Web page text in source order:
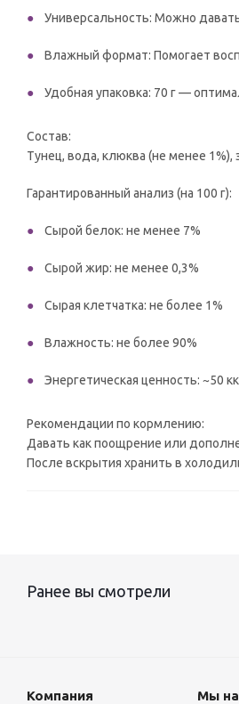
Универсальность: Можно
Влажный формат: Помогает
Удобная упаковка: 70 г —
Состав:
Тунец, вода, клюква (не менее
Гарантированный анализ (на 100 г):
Сырой белок: не менее 7%
Сырой жир: не менее 0,3%
Сырая клетчатка: не более 1%
Влажность: не более 90%
Энергетическая ценность: ~50
Рекомендации по кормлению:
Давать как поощрение или
После вскрытия хранить в
Ранее вы смотрели
Компания Мы на